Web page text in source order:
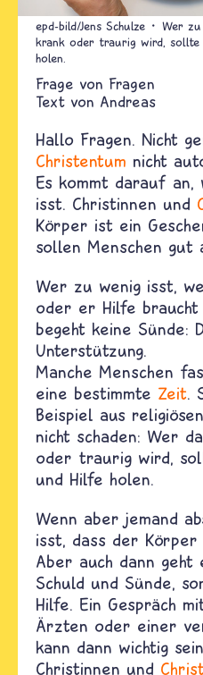
epd-bild/Jens Schulze
Wer zu
krank oder traurig wird, sollte
holen.
Fragen
Text von Andreas
Hallo Fragen. Nicht
Christentum nicht
Es kommt darauf an,
isst. Christinnen und
Körper ist ein
sollen Menschen gut
Wer zu wenig isst,
oder er Hilfe
begeht keine Sünde:
Unterstützung.
Manche Menschen
eine bestimmte Zeit.
Beispiel aus
nicht schaden: Wer
oder traurig wird,
und Hilfe holen.
Wenn aber jemand
isst, dass der
Aber auch dann
Schuld und Sünde,
Hilfe. Ein Gespräch
Ärzten oder einer
kann dann wichtig
Christinnen und